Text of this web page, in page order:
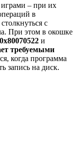
– при их
в
с
При этом в окошке
0x80070522 и
требуемыми
когда программа
запись на диск.